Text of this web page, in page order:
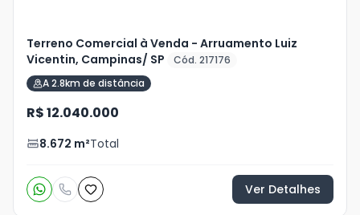
Terreno Comercial à Venda - Arruamento Luiz
Vicentin, Campinas/ SP
Cód. 217176
A 2.8km de distância
R$ 12.040.000
8.672 m²Total
Ver Detalhes